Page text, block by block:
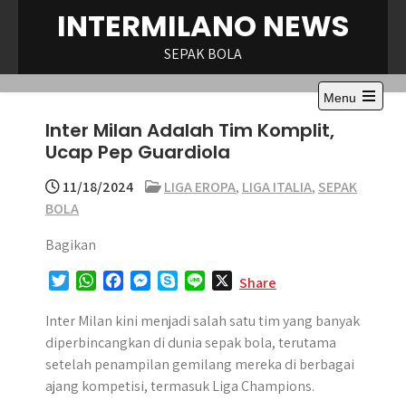
INTERMILANO NEWS
SEPAK BOLA
Menu
Open
Inter Milan Adalah Tim Komplit,
Ucap Pep Guardiola
11/18/2024 LIGA EROPA, LIGA ITALIA, SEPAK
BOLA
Bagikan
i
t
t
e
r
W
a
t
s
A
c
e
b
o
M
s
s
e
n
y
p
e
n
e
Share
Inter Milan kini menjadi salah satu tim yang banyak
diperbincangkan di dunia sepak bola, terutama
setelah penampilan gemilang mereka di berbagai
ajang kompetisi, termasuk Liga Champions.